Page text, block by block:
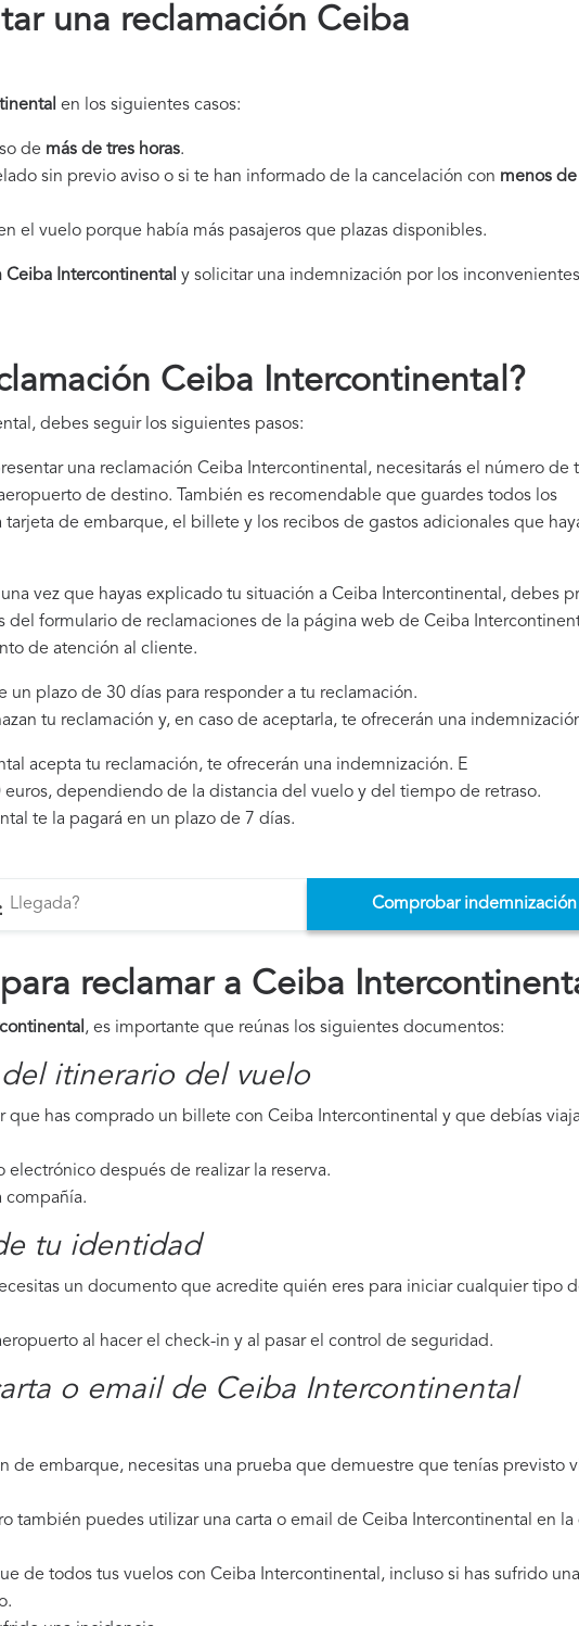
una reclamación Ceiba
en los siguientes casos:
de más de tres horas.
sin previo aviso o si te han informado de la cancelación con menos
el vuelo porque había más pasajeros que plazas disponibles.
Ceiba Intercontinental​ y solicitar una indemnización por los inconvenientes
Ceiba Intercontinental?
debes seguir los siguientes pasos:
una reclamación Ceiba Intercontinental, necesitarás el número de
de destino. También es recomendable que guardes todos los
de embarque, el billete y los recibos de gastos adicionales que
una vez que hayas explicado tu situación a Ceiba Intercontinental, debes
del formulario de reclamaciones de la página web de Ceiba
de atención al cliente.
un plazo de 30 días para responder a tu reclamación.
tu reclamación y, en caso de aceptarla, te ofrecerán una
acepta tu reclamación, te ofrecerán una indemnización. E
dependiendo de la distancia del vuelo y del tiempo de retraso.
te la pagará en un plazo de 7 días.
Comprobar indemnización
reclamar a Ceiba
, es importante que reúnas los siguientes documentos:
itinerario del vuelo
has comprado un billete con Ceiba Intercontinental y que debías
electrónico después de realizar la reserva.
compañía.
tu identidad
un documento que acredite quién eres para iniciar cualquier tipo
al hacer el check-in y al pasar el control de seguridad.
o email de Ceiba Intercontinental
de embarque, necesitas una prueba que demuestre que tenías previsto
también puedes utilizar una carta o email de Ceiba Intercontinental en la
de todos tus vuelos con Ceiba Intercontinental, incluso si has sufrido una